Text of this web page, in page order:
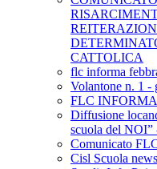
CATTOLICA
flc informa
Volantone n. 1 -
FLC INFORMA
Diffusione
scuola del
Comunicato
Cisl Scuola